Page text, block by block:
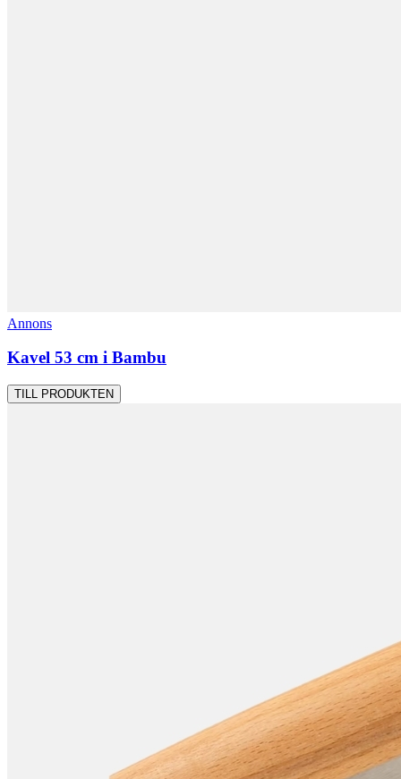
Annons
Kavel 53 cm i Bambu
TILL PRODUKTEN